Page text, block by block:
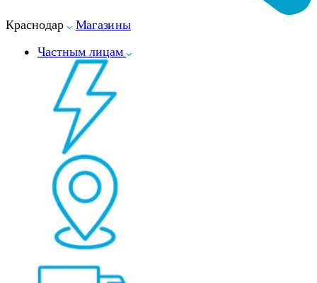
Краснодар
Магазины
Частным лицам